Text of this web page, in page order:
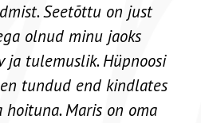
ruumi loomisel,
end kaasatuna
et oled kogu teabe
väsinud või on raske
energia ja viis, kuidas ta